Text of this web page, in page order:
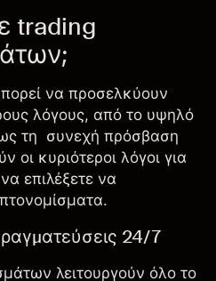
trading
να προσελκύουν
λόγους, από το υψηλό
τη συνεχή πρόσβαση
οι κυριότεροι λόγοι για
επιλέξετε να
24/7
λειτουργούν όλο το